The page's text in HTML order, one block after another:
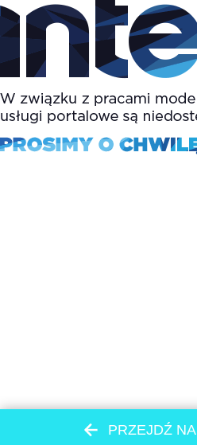
PRZEJDŹ NA